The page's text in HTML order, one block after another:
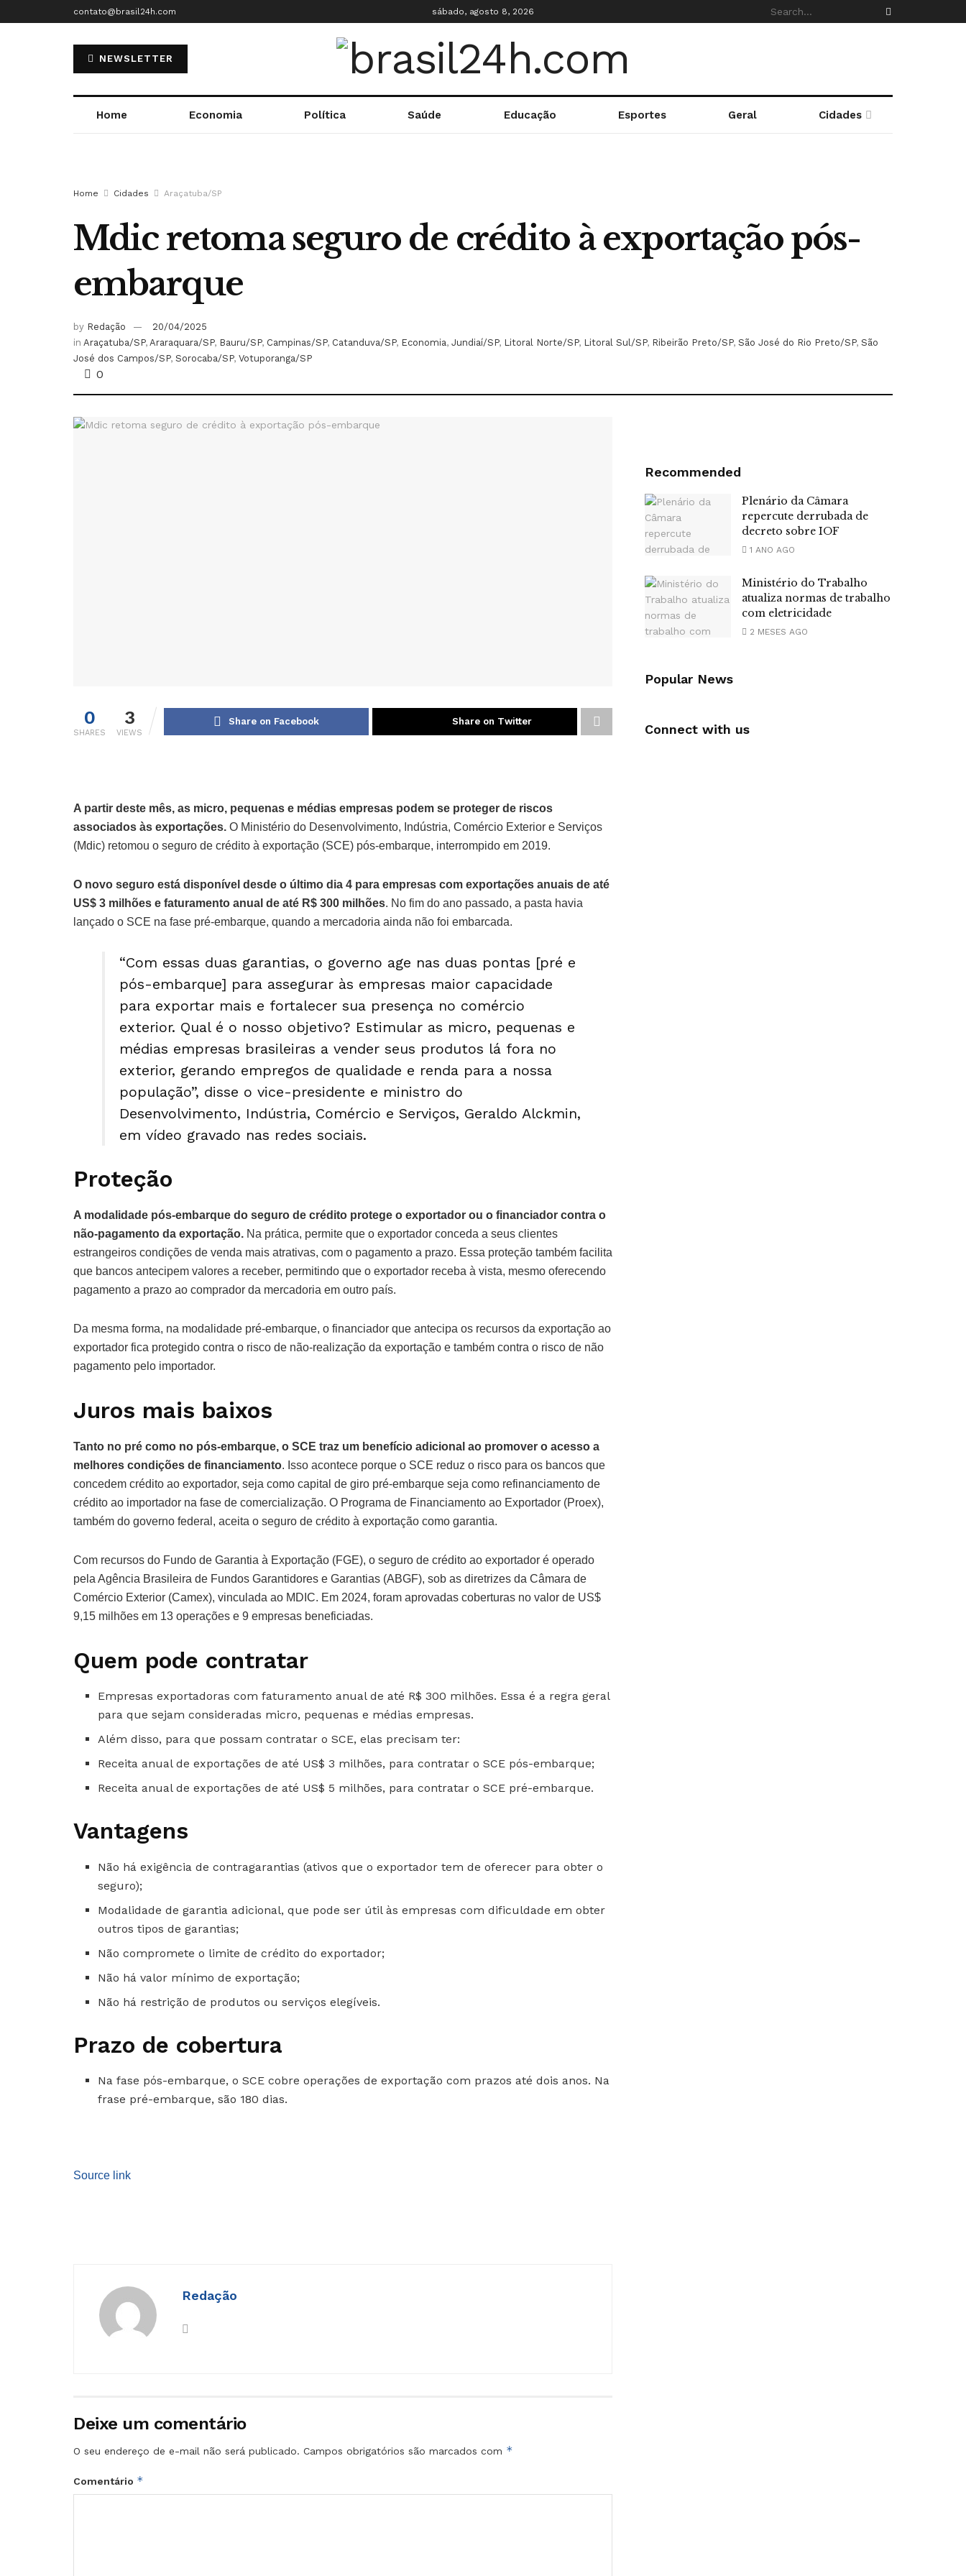
contato@brasil24h.com sábado, agosto 8, 2026
NEWSLETTER
Home Economia Política Saúde Educação Esportes Geral Cidades
Home Cidades Araçatuba/SP
Mdic retoma seguro de crédito à exportação pós-
embarque
by Redação
20/04/2025
in Araçatuba/SP, Araraquara/SP, Bauru/SP, Campinas/SP, Catanduva/SP, Economia, Jundiaí/SP, Litoral Norte/SP, Litoral Sul/SP, Ribeirão Preto/SP, São José do Rio Preto/SP, São
José dos Campos/SP, Sorocaba/SP, Votuporanga/SP
0
0
SHARES
3
VIEWS
Share on Facebook Share on Twitter
A partir deste mês, as micro, pequenas e médias empresas podem se proteger de riscos
associados às exportações. O Ministério do Desenvolvimento, Indústria, Comércio Exterior e Serviços
(Mdic) retomou o seguro de crédito à exportação (SCE) pós-embarque, interrompido em 2019.
O novo seguro está disponível desde o último dia 4 para empresas com exportações anuais de até
US$ 3 milhões e faturamento anual de até R$ 300 milhões. No fim do ano passado, a pasta havia
lançado o SCE na fase pré-embarque, quando a mercadoria ainda não foi embarcada.
“Com essas duas garantias, o governo age nas duas pontas [pré e
pós-embarque] para assegurar às empresas maior capacidade
para exportar mais e fortalecer sua presença no comércio
exterior. Qual é o nosso objetivo? Estimular as micro, pequenas e
médias empresas brasileiras a vender seus produtos lá fora no
exterior, gerando empregos de qualidade e renda para a nossa
população”, disse o vice-presidente e ministro do
Desenvolvimento, Indústria, Comércio e Serviços, Geraldo Alckmin,
em vídeo gravado nas redes sociais.
Proteção
A modalidade pós-embarque do seguro de crédito protege o exportador ou o financiador contra o
não-pagamento da exportação. Na prática, permite que o exportador conceda a seus clientes
estrangeiros condições de venda mais atrativas, com o pagamento a prazo. Essa proteção também facilita
que bancos antecipem valores a receber, permitindo que o exportador receba à vista, mesmo oferecendo
pagamento a prazo ao comprador da mercadoria em outro país.
Da mesma forma, na modalidade pré-embarque, o financiador que antecipa os recursos da exportação ao
exportador fica protegido contra o risco de não-realização da exportação e também contra o risco de não
pagamento pelo importador.
Juros mais baixos
Tanto no pré como no pós-embarque, o SCE traz um benefício adicional ao promover o acesso a
melhores condições de financiamento. Isso acontece porque o SCE reduz o risco para os bancos que
concedem crédito ao exportador, seja como capital de giro pré-embarque seja como refinanciamento de
crédito ao importador na fase de comercialização. O Programa de Financiamento ao Exportador (Proex),
também do governo federal, aceita o seguro de crédito à exportação como garantia.
Com recursos do Fundo de Garantia à Exportação (FGE), o seguro de crédito ao exportador é operado
pela Agência Brasileira de Fundos Garantidores e Garantias (ABGF), sob as diretrizes da Câmara de
Comércio Exterior (Camex), vinculada ao MDIC. Em 2024, foram aprovadas coberturas no valor de US$
9,15 milhões em 13 operações e 9 empresas beneficiadas.
Quem pode contratar
Empresas exportadoras com faturamento anual de até R$ 300 milhões. Essa é a regra geral
para que sejam consideradas micro, pequenas e médias empresas.
Além disso, para que possam contratar o SCE, elas precisam ter:
Receita anual de exportações de até US$ 3 milhões, para contratar o SCE pós-embarque;
Receita anual de exportações de até US$ 5 milhões, para contratar o SCE pré-embarque.
Vantagens
Não há exigência de contragarantias (ativos que o exportador tem de oferecer para obter o
seguro);
Modalidade de garantia adicional, que pode ser útil às empresas com dificuldade em obter
outros tipos de garantias;
Não compromete o limite de crédito do exportador;
Não há valor mínimo de exportação;
Não há restrição de produtos ou serviços elegíveis.
Prazo de cobertura
Na fase pós-embarque, o SCE cobre operações de exportação com prazos até dois anos. Na
frase pré-embarque, são 180 dias.
Source link
Redação
Deixe um comentário
O seu endereço de e-mail não será publicado. Campos obrigatórios são marcados com *
Comentário *
Recommended
Plenário da Câmara
repercute derrubada de
decreto sobre IOF
1 ANO AGO
Ministério do Trabalho
atualiza normas de trabalho
com eletricidade
2 MESES AGO
Popular News
Connect with us